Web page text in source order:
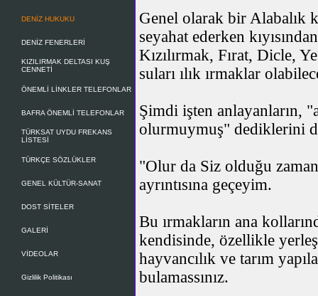
DENİZ HUKUKU
DENİZ FENERLERİ
KIZILIRMAK DELTASI KUŞ
CENNETİ
ÖNEMLİ LİNKLER TELEFONLAR
BAFRA ÖNEMLİ TELEFONLAR
TÜRKSAT UYDU FREKANS
LİSTESİ
TÜRKÇE SÖZLÜKLER
GENEL KÜLTÜR-SANAT
DOST SİTELER
GALERİ
VİDEOLAR
Gizlilik Politikası
Genel olarak bir Alabalık
seyahat ederken
Kızılırmak, Fırat, Dicle,
suları ılık ırmaklar
Şimdi işten anlayanların,
olurmuymuş" dediklerini
"Olur da Siz olduğu
ayrıntısına geçeyim.
Bu ırmakların ana
kendisinde, özellikle
hayvancılık ve tarım
bulamassınız.